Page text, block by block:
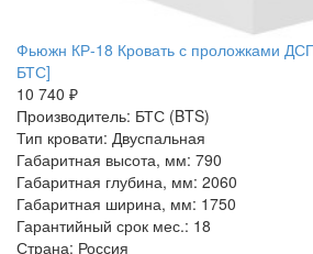
Фьюжн КР-18 Кровать с проложками
БТС]
10 740 ₽
Производитель: БТС (BTS)
Тип кровати: Двуспальная
Габаритная высота, мм: 790
Габаритная глубина, мм: 2060
Габаритная ширина, мм: 1750
Гарантийный срок мес.: 18
Страна: Россия